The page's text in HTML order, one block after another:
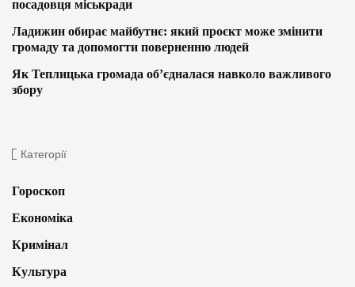
посадовця міськради
Ладижин обирає майбутнє: який проєкт може змінити
громаду та допомогти поверненню людей
Як Теплицька громада об’єдналася навколо важливого
збору
Категорії
Гороскоп
Економіка
Кримінал
Культура